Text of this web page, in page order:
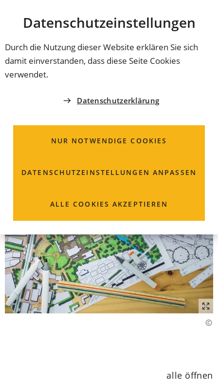
Datenschutz­einstellungen
Durch die Nutzung dieser Website erklären Sie sich
damit einverstanden, dass diese Seite Cookies
verwendet.
Datenschutzerklärung
NUR NOTWENDIGE COOKIES
DATENSCHUTZ­EINSTELLUNGEN ANPASSEN
ALLE COOKIES AKZEPTIEREN
INHALT ANSPRINGEN
Coburg
GRÜNFLÄCHENAMT
Informationen zur
Aufstellung
alle öffnen